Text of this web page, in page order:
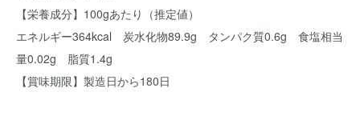
【栄養成分】100gあたり（推定値）
エネルギー364kcal 炭水化物89.9g タンパク質0.6g 食塩相当
量0.02g 脂質1.4g
【賞味期限】製造日から180日